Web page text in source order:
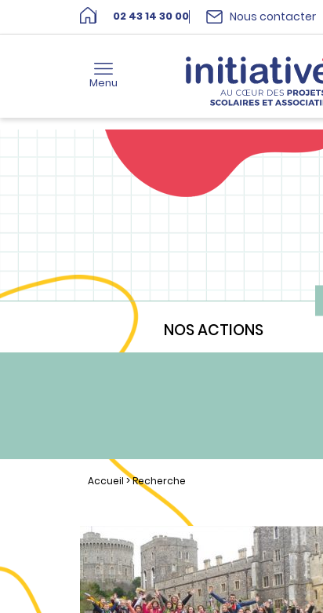
NOS ACTIONS
Accueil > Recherche
02 43 14 30 00 Nous contacter
Menu